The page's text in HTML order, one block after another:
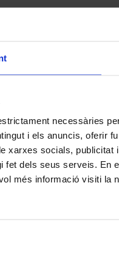
necessàries
i els anuncis, oferir
xarxes socials,
fet dels seus serveis. En
més informació visiti la